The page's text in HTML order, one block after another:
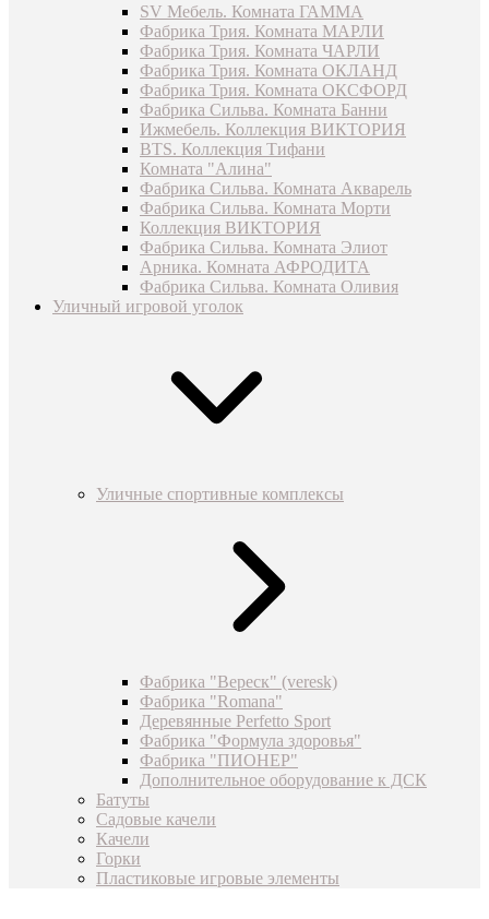
SV Мебель. Комната ГАММА
Фабрика Трия. Комната МАРЛИ
Фабрика Трия. Комната ЧАРЛИ
Фабрика Трия. Комната ОКЛАНД
Фабрика Трия. Комната ОКСФОРД
Фабрика Сильва. Комната Банни
Ижмебель. Коллекция ВИКТОРИЯ
BTS. Коллекция Тифани
Комната "Алина"
Фабрика Сильва. Комната Акварель
Фабрика Сильва. Комната Морти
Коллекция ВИКТОРИЯ
Фабрика Сильва. Комната Элиот
Арника. Комната АФРОДИТА
Фабрика Сильва. Комната Оливия
Уличный игровой уголок
Уличные спортивные комплексы
Фабрика "Вереск" (veresk)
Фабрика "Romana"
Деревянные Perfetto Sport
Фабрика "Формула здоровья"
Фабрика "ПИОНЕР"
Дополнительное оборудование к ДСК
Батуты
Садовые качели
Качели
Горки
Пластиковые игровые элементы